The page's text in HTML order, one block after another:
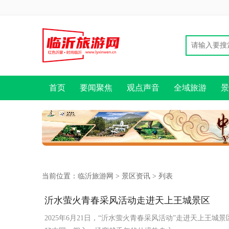
首页 要闻聚焦 观点声音 全域旅游
当前位置： 临沂旅游网 > 景区资讯 > 列表
沂水萤火青春采风活动走进天上王城景区
2025年6月21日，“沂水萤火青春采风活动”走进天上王城